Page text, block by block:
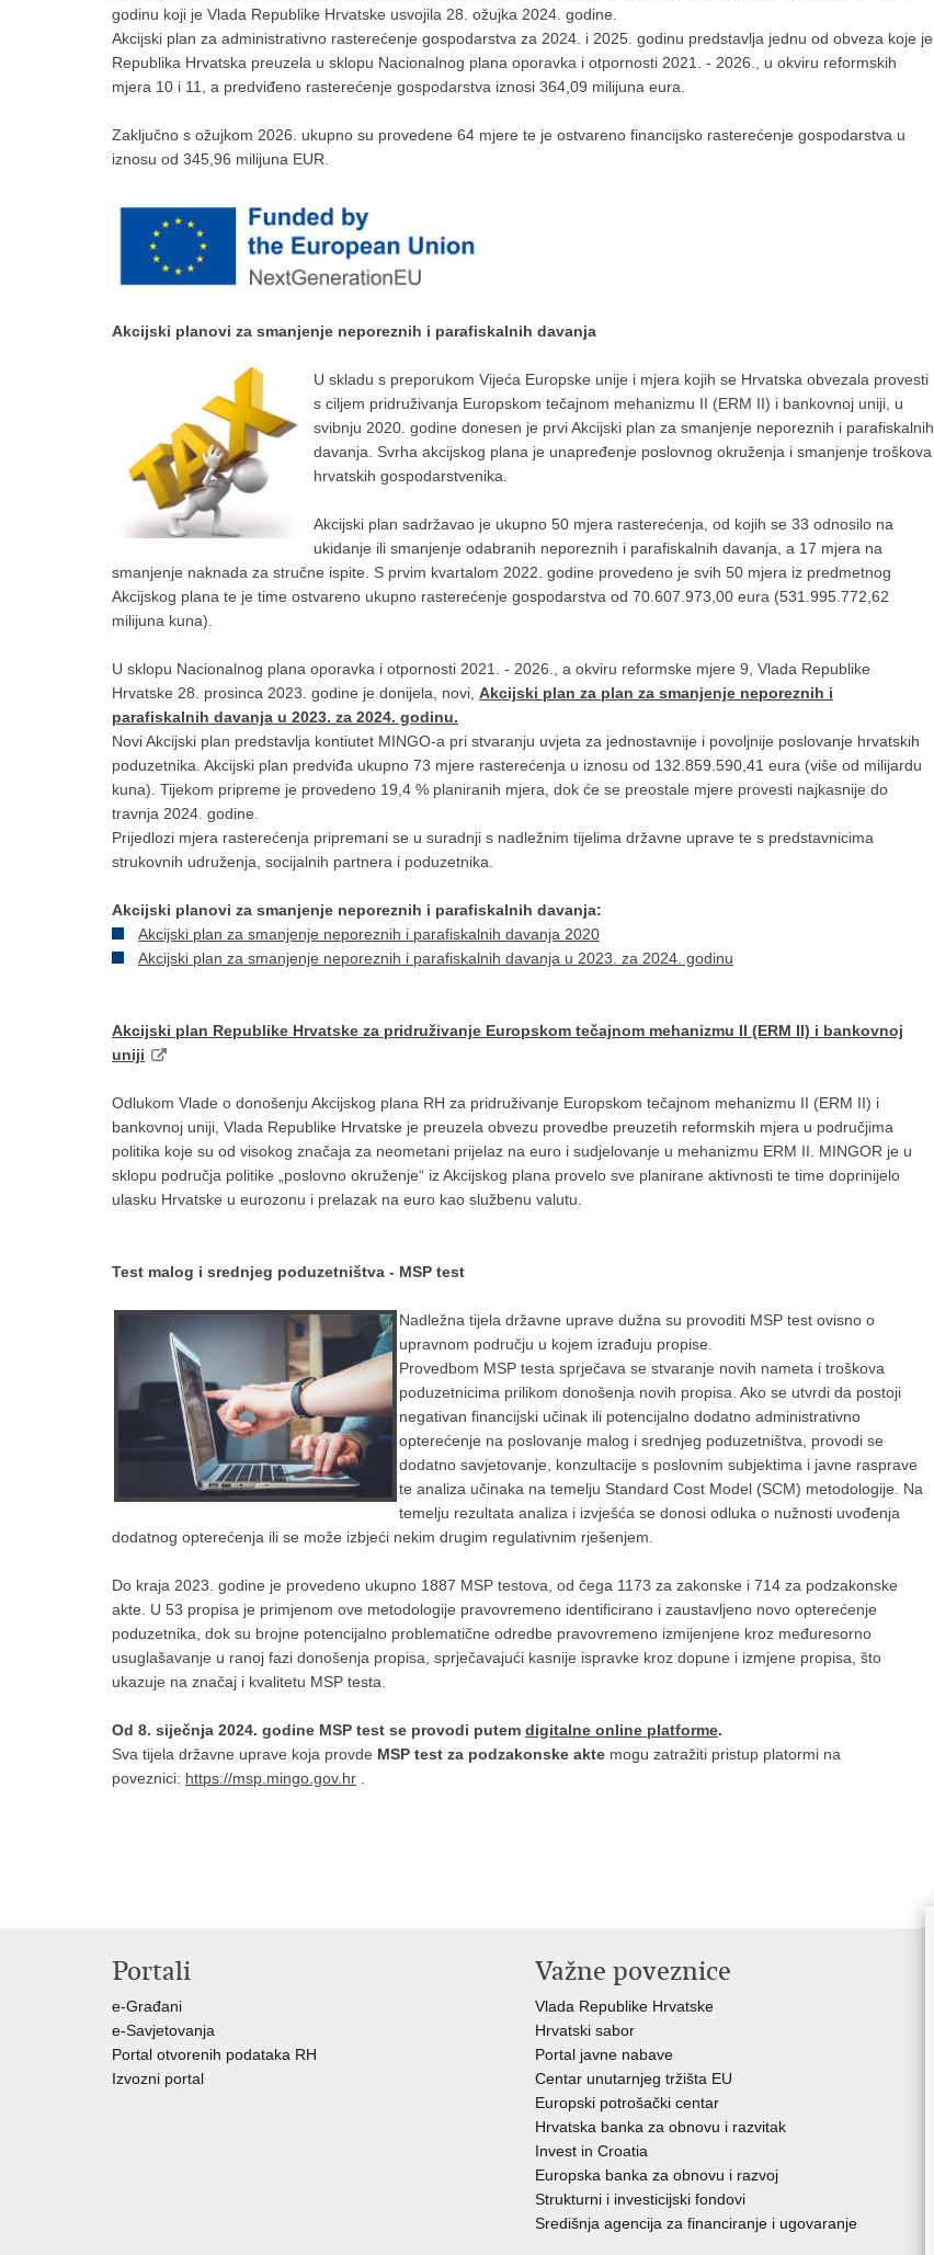
godinu koji je Vlada Republike Hrvatske usvojila 28. ožujka 2024. godine.
Akcijski plan za administrativno rasterećenje gospodarstva za 2024. i 2025. godinu predstavlja jednu od obveza koje je
Republika Hrvatska preuzela u sklopu Nacionalnog plana oporavka i otpornosti 2021. - 2026., u okviru reformskih
mjera 10 i 11, a predviđeno rasterećenje gospodarstva iznosi 364,09 milijuna eura.
Zaključno s ožujkom 2026. ukupno su provedene 64 mjere te je ostvareno financijsko rasterećenje gospodarstva u
iznosu od 345,96 milijuna EUR.
Akcijski planovi za smanjenje neporeznih i parafiskalnih davanja
U skladu s preporukom Vijeća Europske unije i mjera kojih se Hrvatska obvezala provesti
s ciljem pridruživanja Europskom tečajnom mehanizmu II (ERM II) i bankovnoj uniji, u
svibnju 2020. godine donesen je prvi Akcijski plan za smanjenje neporeznih i parafiskalnih
davanja. Svrha akcijskog plana je unapređenje poslovnog okruženja i smanjenje troškova
hrvatskih gospodarstvenika.
Akcijski plan sadržavao je ukupno 50 mjera rasterećenja, od kojih se 33 odnosilo na
ukidanje ili smanjenje odabranih neporeznih i parafiskalnih davanja, a 17 mjera na
smanjenje naknada za stručne ispite. S prvim kvartalom 2022. godine provedeno je svih 50 mjera iz predmetnog
Akcijskog plana te je time ostvareno ukupno rasterećenje gospodarstva od 70.607.973,00 eura (531.995.772,62
milijuna kuna).
U sklopu Nacionalnog plana oporavka i otpornosti 2021. - 2026., a okviru reformske mjere 9, Vlada Republike
Hrvatske 28. prosinca 2023. godine je donijela, novi, Akcijski plan za plan za smanjenje neporeznih i
parafiskalnih davanja u 2023. za 2024. godinu.
Novi Akcijski plan predstavlja kontiutet MINGO-a pri stvaranju uvjeta za jednostavnije i povoljnije poslovanje hrvatskih
poduzetnika. Akcijski plan predviđa ukupno 73 mjere rasterećenja u iznosu od 132.859.590,41 eura (više od milijardu
kuna). Tijekom pripreme je provedeno 19,4 % planiranih mjera, dok će se preostale mjere provesti najkasnije do
travnja 2024. godine.
Prijedlozi mjera rasterećenja pripremani se u suradnji s nadležnim tijelima državne uprave te s predstavnicima
strukovnih udruženja, socijalnih partnera i poduzetnika.
Akcijski planovi za smanjenje neporeznih i parafiskalnih davanja:
Akcijski plan za smanjenje neporeznih i parafiskalnih davanja 2020
Akcijski plan za smanjenje neporeznih i parafiskalnih davanja u 2023. za 2024. godinu
Akcijski plan Republike Hrvatske za pridruživanje Europskom tečajnom mehanizmu II (ERM II) i bankovnoj
uniji
Odlukom Vlade o donošenju Akcijskog plana RH za pridruživanje Europskom tečajnom mehanizmu II (ERM II) i
bankovnoj uniji, Vlada Republike Hrvatske je preuzela obvezu provedbe preuzetih reformskih mjera u područjima
politika koje su od visokog značaja za neometani prijelaz na euro i sudjelovanje u mehanizmu ERM II. MINGOR je u
sklopu područja politike „poslovno okruženje“ iz Akcijskog plana provelo sve planirane aktivnosti te time doprinijelo
ulasku Hrvatske u eurozonu i prelazak na euro kao službenu valutu.
Test malog i srednjeg poduzetništva - MSP test
Nadležna tijela državne uprave dužna su provoditi MSP test ovisno o
upravnom području u kojem izrađuju propise.
Provedbom MSP testa sprječava se stvaranje novih nameta i troškova
poduzetnicima prilikom donošenja novih propisa. Ako se utvrdi da postoji
negativan financijski učinak ili potencijalno dodatno administrativno
opterećenje na poslovanje malog i srednjeg poduzetništva, provodi se
dodatno savjetovanje, konzultacije s poslovnim subjektima i javne rasprave
te analiza učinaka na temelju Standard Cost Model (SCM) metodologije. Na
temelju rezultata analiza i izvješća se donosi odluka o nužnosti uvođenja
dodatnog opterećenja ili se može izbjeći nekim drugim regulativnim rješenjem.
Do kraja 2023. godine je provedeno ukupno 1887 MSP testova, od čega 1173 za zakonske i 714 za podzakonske
akte. U 53 propisa je primjenom ove metodologije pravovremeno identificirano i zaustavljeno novo opterećenje
poduzetnika, dok su brojne potencijalno problematične odredbe pravovremeno izmijenjene kroz međuresorno
usuglašavanje u ranoj fazi donošenja propisa, sprječavajući kasnije ispravke kroz dopune i izmjene propisa, što
ukazuje na značaj i kvalitetu MSP testa.
Od 8. siječnja 2024. godine MSP test se provodi putem digitalne online platforme.
Sva tijela državne uprave koja provde MSP test za podzakonske akte mogu zatražiti pristup platormi na
poveznici: https://msp.mingo.gov.hr
Portali
e-Građani
e-Savjetovanja
Portal otvorenih podataka RH
Izvozni portal
Važne poveznice
Vlada Republike Hrvatske
Hrvatski sabor
Portal javne nabave
Centar unutarnjeg tržišta EU
Europski potrošački centar
Hrvatska banka za obnovu i razvitak
Invest in Croatia
Europska banka za obnovu i razvoj
Strukturni i investicijski fondovi
Središnja agencija za financiranje i ugovaranje